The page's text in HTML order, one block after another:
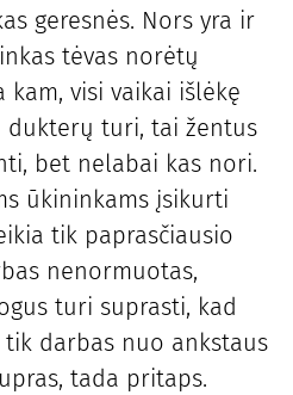
geresnės. Nors yra ir
tėvas norėtų
visi vaikai išlėkę
dukterų turi, tai žentus
bet nelabai kas nori.
ūkininkams įsikurti
tik paprasčiausio
nenormuotas,
turi suprasti, kad
tik darbas nuo ankstaus
tada pritaps.